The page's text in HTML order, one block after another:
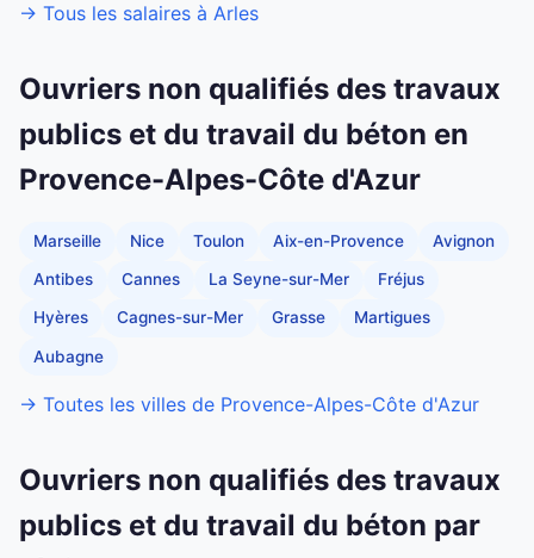
→ Tous les salaires à Arles
Ouvriers non qualifiés des travaux
publics et du travail du béton en
Provence-Alpes-Côte d'Azur
Marseille Nice Toulon Aix-en-Provence Avignon
Antibes Cannes La Seyne-sur-Mer Fréjus
Hyères Cagnes-sur-Mer Grasse Martigues
Aubagne
→ Toutes les villes de Provence-Alpes-Côte d'Azur
Ouvriers non qualifiés des travaux
publics et du travail du béton par